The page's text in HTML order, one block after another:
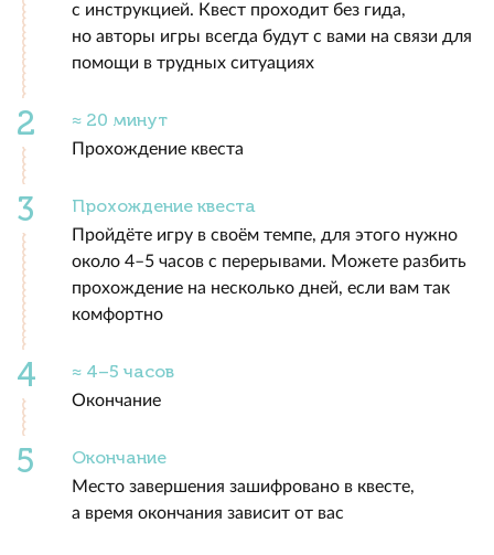
с инструкцией. Квест проходит без гида,
но авторы игры всегда будут с вами на связи для
помощи в трудных ситуациях
≈ 20 минут
Прохождение квеста
Прохождение квеста
Пройдёте игру в своём темпе, для этого нужно
около 4–5 часов с перерывами. Можете разбить
прохождение на несколько дней, если вам так
комфортно
≈ 4–5 часов
Окончание
Окончание
Место завершения зашифровано в квесте,
а время окончания зависит от вас